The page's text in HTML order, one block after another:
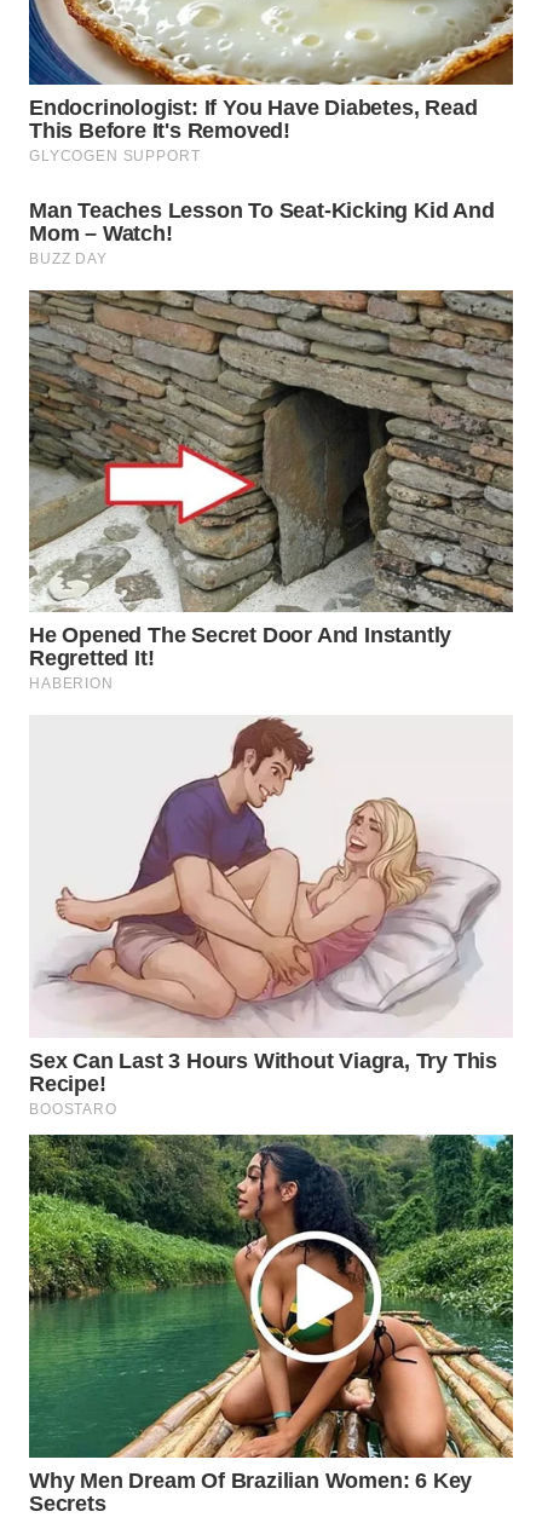
WN
DEPOK
WN
TAPANULI
WN
WN
PADANG
LAWAS
WN
SUMEDANG
WN
CIANJUR
WN
KEPULAUAN
SERIBU
WN
CIREBON
WN
INDRAMAYU
WN
KUNINGAN
WN
MAJALENGKA
WN
SUBANG
WN
WN
PURWAKARTA